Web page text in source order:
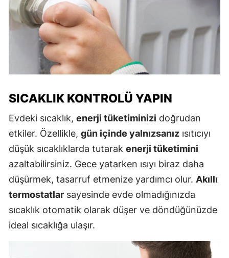
SICAKLIK KONTROLÜ YAPIN
Evdeki sıcaklık, enerji tüketiminizi doğrudan
etkiler. Özellikle, gün içinde yalnızsanız ısıtıcıyı
düşük sıcaklıklarda tutarak enerji tüketimini
azaltabilirsiniz. Gece yatarken ısıyı biraz daha
düşürmek, tasarruf etmenize yardımcı olur. Akıllı
termostatlar sayesinde evde olmadığınızda
sıcaklık otomatik olarak düşer ve döndüğünüzde
ideal sıcaklığa ulaşır.